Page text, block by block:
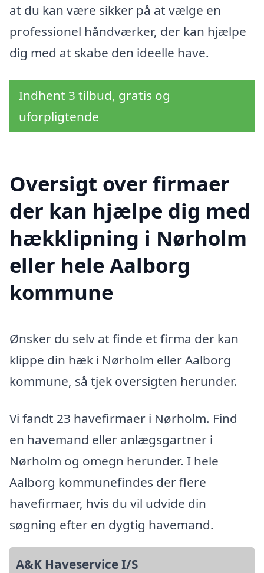
at du kan være sikker på at vælge en
professionel håndværker, der kan hjælpe
dig med at skabe den ideelle have.
Indhent 3 tilbud, gratis og
uforpligtende
Oversigt over firmaer
der kan hjælpe dig med
hækklipning i Nørholm
eller hele Aalborg
kommune
Ønsker du selv at finde et firma der kan
klippe din hæk i Nørholm eller Aalborg
kommune, så tjek oversigten herunder.
Vi fandt 23 havefirmaer i Nørholm. Find
en havemand eller anlægsgartner i
Nørholm og omegn herunder. I hele
Aalborg kommunefindes der flere
havefirmaer, hvis du vil udvide din
søgning efter en dygtig havemand.
A&K Haveservice I/S